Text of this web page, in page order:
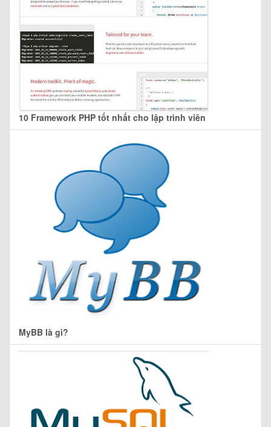
10 Framework PHP tốt nhất cho lập trình viên
MyBB là gì?